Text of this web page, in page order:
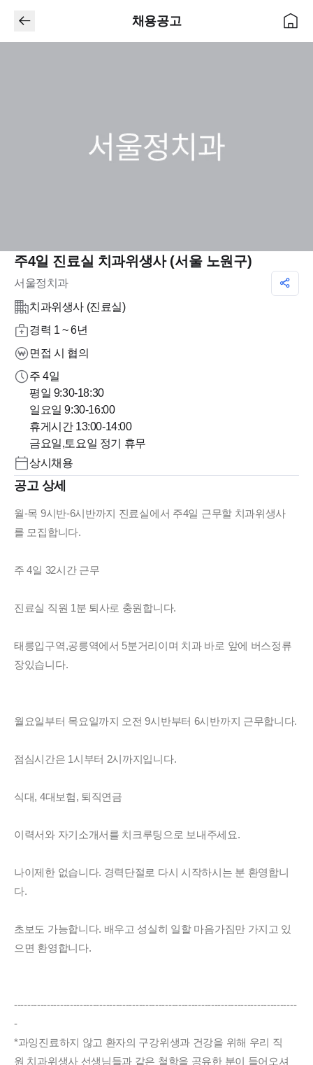
채용공고
주4일 진료실 치과위생사 (서울 노원구)
서울정치과
치과위생사 (진료실)
경력 1 ~ 6년
면접 시 협의
주 4일
평일 9:30-18:30
일요일 9:30-16:00
휴게시간 13:00-14:00
금요일,토요일 정기 휴무
상시채용
공고 상세
월-목 9시반-6시반까지 진료실에서 주4일 근무할 치과위생사
를 모집합니다.
주 4일 32시간 근무
진료실 직원 1분 퇴사로 충원합니다.
태릉입구역,공릉역에서 5분거리이며 치과 바로 앞에 버스정류
장있습니다.
월요일부터 목요일까지 오전 9시반부터 6시반까지 근무합니다.
점심시간은 1시부터 2시까지입니다.
식대, 4대보험, 퇴직연금
이력서와 자기소개서를 치크루팅으로 보내주세요.
나이제한 없습니다. 경력단절로 다시 시작하시는 분 환영합니
다.
초보도 가능합니다. 배우고 성실히 일할 마음가짐만 가지고 있
으면 환영합니다.
--------------------------------------------------------------------------------------
-
*과잉진료하지 않고 환자의 구강위생과 건강을 위해 우리 직
원 치과위생사 선생님들과 같은 철학을 공유한 분이 들어오셔